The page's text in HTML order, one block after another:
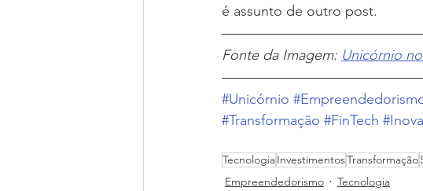
é assunto de outro post.
Fonte da Imagem: Unicórnio
#Unicórnio
#Transformação #FinTech
TecnologiaInvestimentosTransformação
Empreendedorismo
Tecnologia